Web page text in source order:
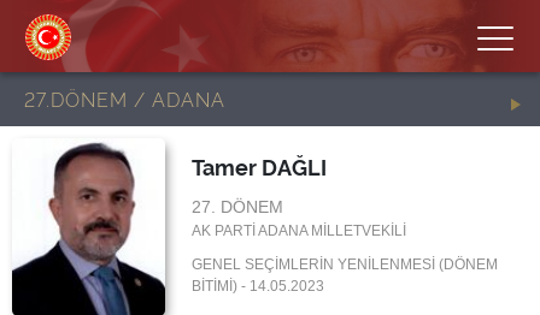
27.DÖNEM / ADANA
Tamer DAĞLI
27. DÖNEM
AK PARTİ ADANA MİLLETVEKİLİ
GENEL SEÇİMLERİN YENİLENMESİ (DÖNEM
BİTİMİ) - 14.05.2023